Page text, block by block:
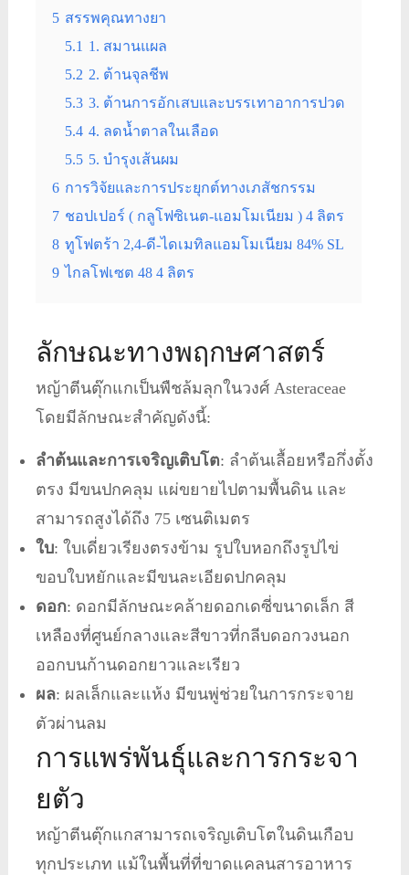
5 สรรพคุณทางยา
5.1 1. สมานแผล
5.2 2. ต้านจุลชีพ
5.3 3. ต้านการอักเสบและบรรเทาอาการปวด
5.4 4. ลดน้ำตาลในเลือด
5.5 5. บำรุงเส้นผม
6 การวิจัยและการประยุกต์ทางเภสัชกรรม
7 ชอปเปอร์ ( กลูโฟซิเนต-แอมโมเนียม ) 4 ลิตร
8 ทูโฟตร้า 2,4-ดี-ไดเมทิลแอมโมเนียม 84% SL
9 ไกลโฟเซต 48 4 ลิตร
ลักษณะทางพฤกษศาสตร์
หญ้าตีนตุ๊กแกเป็นพืชล้มลุกในวงศ์ Asteraceae
โดยมีลักษณะสำคัญดังนี้:
ลำต้นและการเจริญเติบโต: ลำต้นเลื้อยหรือกึ่งตั้ง
ตรง มีขนปกคลุม แผ่ขยายไปตามพื้นดิน และ
สามารถสูงได้ถึง 75 เซนติเมตร
ใบ: ใบเดี่ยวเรียงตรงข้าม รูปใบหอกถึงรูปไข่
ขอบใบหยักและมีขนละเอียดปกคลุม
ดอก: ดอกมีลักษณะคล้ายดอกเดซี่ขนาดเล็ก สี
เหลืองที่ศูนย์กลางและสีขาวที่กลีบดอกวงนอก
ออกบนก้านดอกยาวและเรียว
ผล: ผลเล็กและแห้ง มีขนพู่ช่วยในการกระจาย
ตัวผ่านลม
การแพร่พันธุ์และการกระจา
ยตัว
หญ้าตีนตุ๊กแกสามารถเจริญเติบโตในดินเกือบ
ทุกประเภท แม้ในพื้นที่ที่ขาดแคลนสารอาหาร